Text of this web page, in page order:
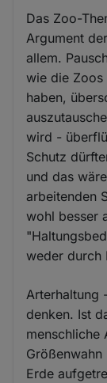
Das Zoo-
Argument
allem.
wie die Zoos
haben,
wird -
Schutz
und das
arbeitenden
wohl besser
weder durch
Arterhaltung
denken. Ist
menschliche
Erde